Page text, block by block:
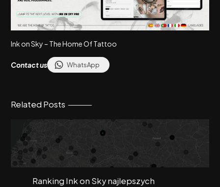
Ink on Sky – The Home Of Tattoo
Contact us WhatsApp
Related Posts
Ranking Ink on Sky najlepszych